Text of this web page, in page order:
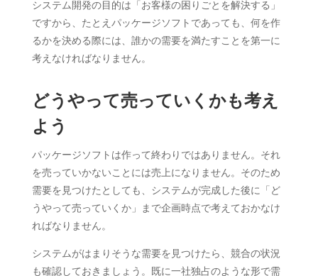
システム開発の目的は「お客様の困りごとを解決する」
ですから、たとえパッケージソフトであっても、何を作
るかを決める際には、誰かの需要を満たすことを第一に
考えなければなりません。
どうやって売っていくかも考え
よう
パッケージソフトは作って終わりではありません。それ
を売っていかないことには売上になりません。そのため
需要を見つけたとしても、システムが完成した後に「ど
うやって売っていくか」まで企画時点で考えておかなけ
ればなりません。
システムがはまりそうな需要を見つけたら、競合の状況
も確認しておきましょう。既に一社独占のような形で需